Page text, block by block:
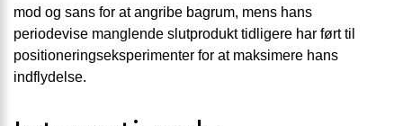
mod og sans for at angribe bagrum, mens hans
periodevise manglende slutprodukt tidligere har ført til
positioneringseksperimenter for at maksimere hans
indflydelse.